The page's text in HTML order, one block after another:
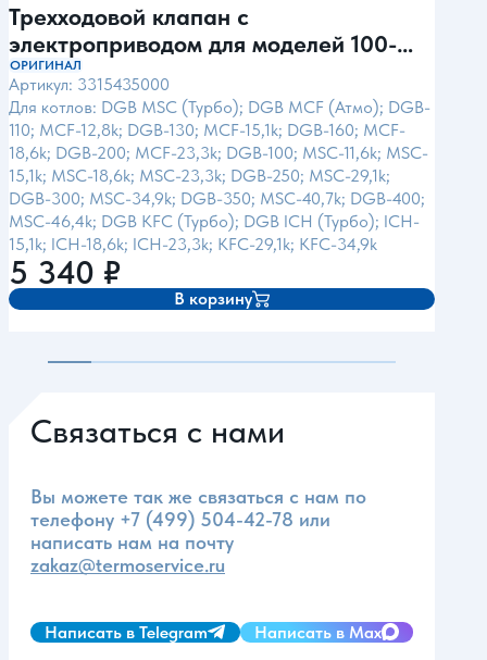
Трехходовой клапан с
электроприводом для моделей 100-
400 MSC
ОРИГИНАЛ
Артикул: 3315435000
Для котлов: DGB MSC (Турбо); DGB MCF (Атмо); DGB-
110; MCF-12,8k; DGB-130; MCF-15,1k; DGB-160; MCF-
18,6k; DGB-200; MCF-23,3k; DGB-100; MSC-11,6k; MSC-
15,1k; MSC-18,6k; MSC-23,3k; DGB-250; MSC-29,1k;
DGB-300; MSC-34,9k; DGB-350; MSC-40,7k; DGB-400;
MSC-46,4k; DGB KFC (Турбо); DGB ICH (Турбо); ICH-
15,1k; ICH-18,6k; ICH-23,3k; KFC-29,1k; KFC-34,9k
5 340 ₽
В корзину
Связаться с нами
Вы можете так же связаться с нам по
телефону +7 (499) 504-42-78 или
написать нам на почту
zakaz@termoservice.ru
Написать в Telegram Написать в Max